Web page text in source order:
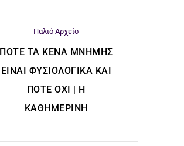
Παλιό Αρχείο
ΠΌΤΕ ΤΑ ΚΕΝΆ ΜΝΉΜΗΣ
ΕΊΝΑΙ ΦΥΣΙΟΛΟΓΙΚΆ ΚΑΙ
ΠΌΤΕ ΌΧΙ | Η
ΚΑΘΗΜΕΡΙΝΗ